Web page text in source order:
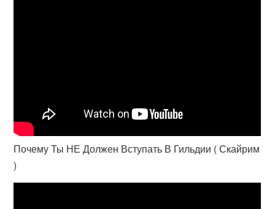
Почему Ты НЕ Должен Вступать В Гильдии ( Скайрим
)